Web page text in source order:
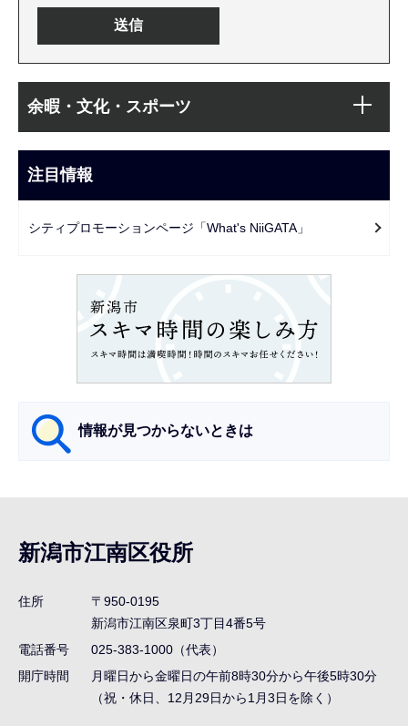
文
こ
ま
で
ビ
ー
余暇・文化・スポーツ
注目情報
シティプロモーションページ「What's NiiGATA」
情報が見つからないときは
ナ
ビ
ゲ
シ
ョ
新潟市江南区役所
住所
〒950-0195
新潟市江南区泉町3丁目4番5号
電話番号
025-383-1000（代表）
開庁時間
月曜日から金曜日の午前8時30分から午後5時30分
（祝・休日、12月29日から1月3日を除く）